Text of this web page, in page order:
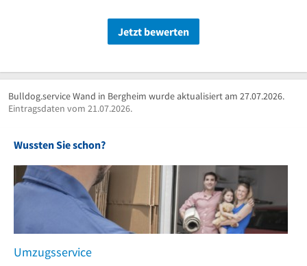
Jetzt bewerten
Bulldog.service Wand in Bergheim wurde aktualisiert am 27.07.2026.
Eintragsdaten vom 21.07.2026.
Wussten Sie schon?
Umzugsservice